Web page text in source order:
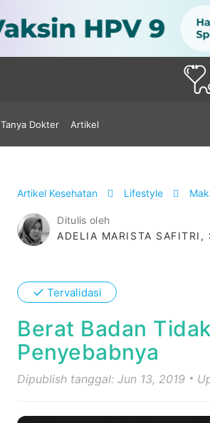
Tanya Dokter Artikel
Artikel Kesehatan Lifestyle
Ditulis oleh
ADELIA MARISTA SAFITRI,
✓ Tervalidasi
Berat Badan
Penyebabnya
Dipublish tanggal: Jun 13, 2019